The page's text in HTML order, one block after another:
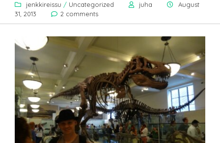
jenkkireissu / Uncategorized juha
August
31, 2013
2 comments